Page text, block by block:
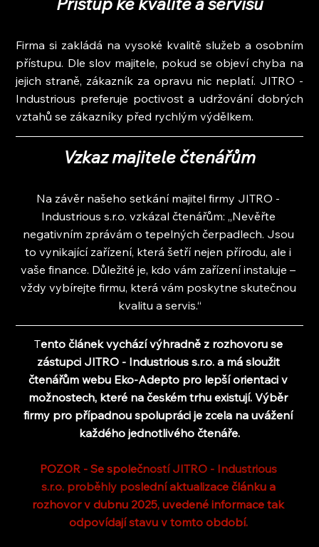
Firma si zakládá na vysoké kvalitě služeb a osobním
přístupu. Dle slov majitele, pokud se objeví chyba na
jejich straně, zákazník za opravu nic neplatí. JITRO -
Industrious preferuje poctivost a udržování dobrých
vztahů se zákazníky před rychlým výdělkem.
Vzkaz majitele čtenářům
Na závěr našeho setkání majitel firmy JITRO -
Industrious s.r.o. vzkázal čtenářům: „Nevěřte
negativním zprávám o tepelných čerpadlech. Jsou
to vynikající zařízení, která šetří nejen přírodu, ale i
vaše finance. Důležité je, kdo vám zařízení instaluje –
vždy vybírejte firmu, která vám poskytne skutečnou
kvalitu a servis.“
Tento článek vychází výhradně z rozhovoru se
zástupci JITRO - Industrious s.r.o. a má sloužit
čtenářům webu Eko-Adepto pro lepší orientaci v
možnostech, které na českém trhu existují. Výběr
firmy pro případnou spolupráci je zcela na uvážení
každého jednotlivého čtenáře.
POZOR - Se společností JITRO - Industrious
s.r.o. proběhly poslední aktualizace článku a
rozhovor v dubnu 2025, uvedené informace tak
odpovídají stavu v tomto období.